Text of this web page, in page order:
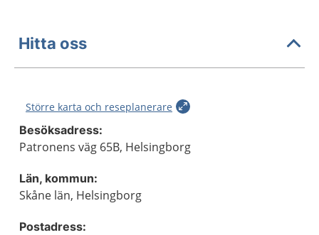
Hitta oss
Större karta och reseplanerare
Besöksadress:
Patronens väg 65B, Helsingborg
Län, kommun:
Skåne län, Helsingborg
Postadress: